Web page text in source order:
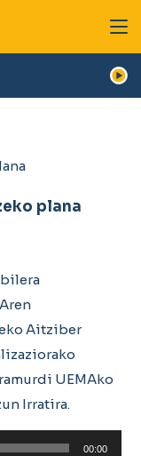
plana
Aitziber
UEMAko
Irratira.
00:00